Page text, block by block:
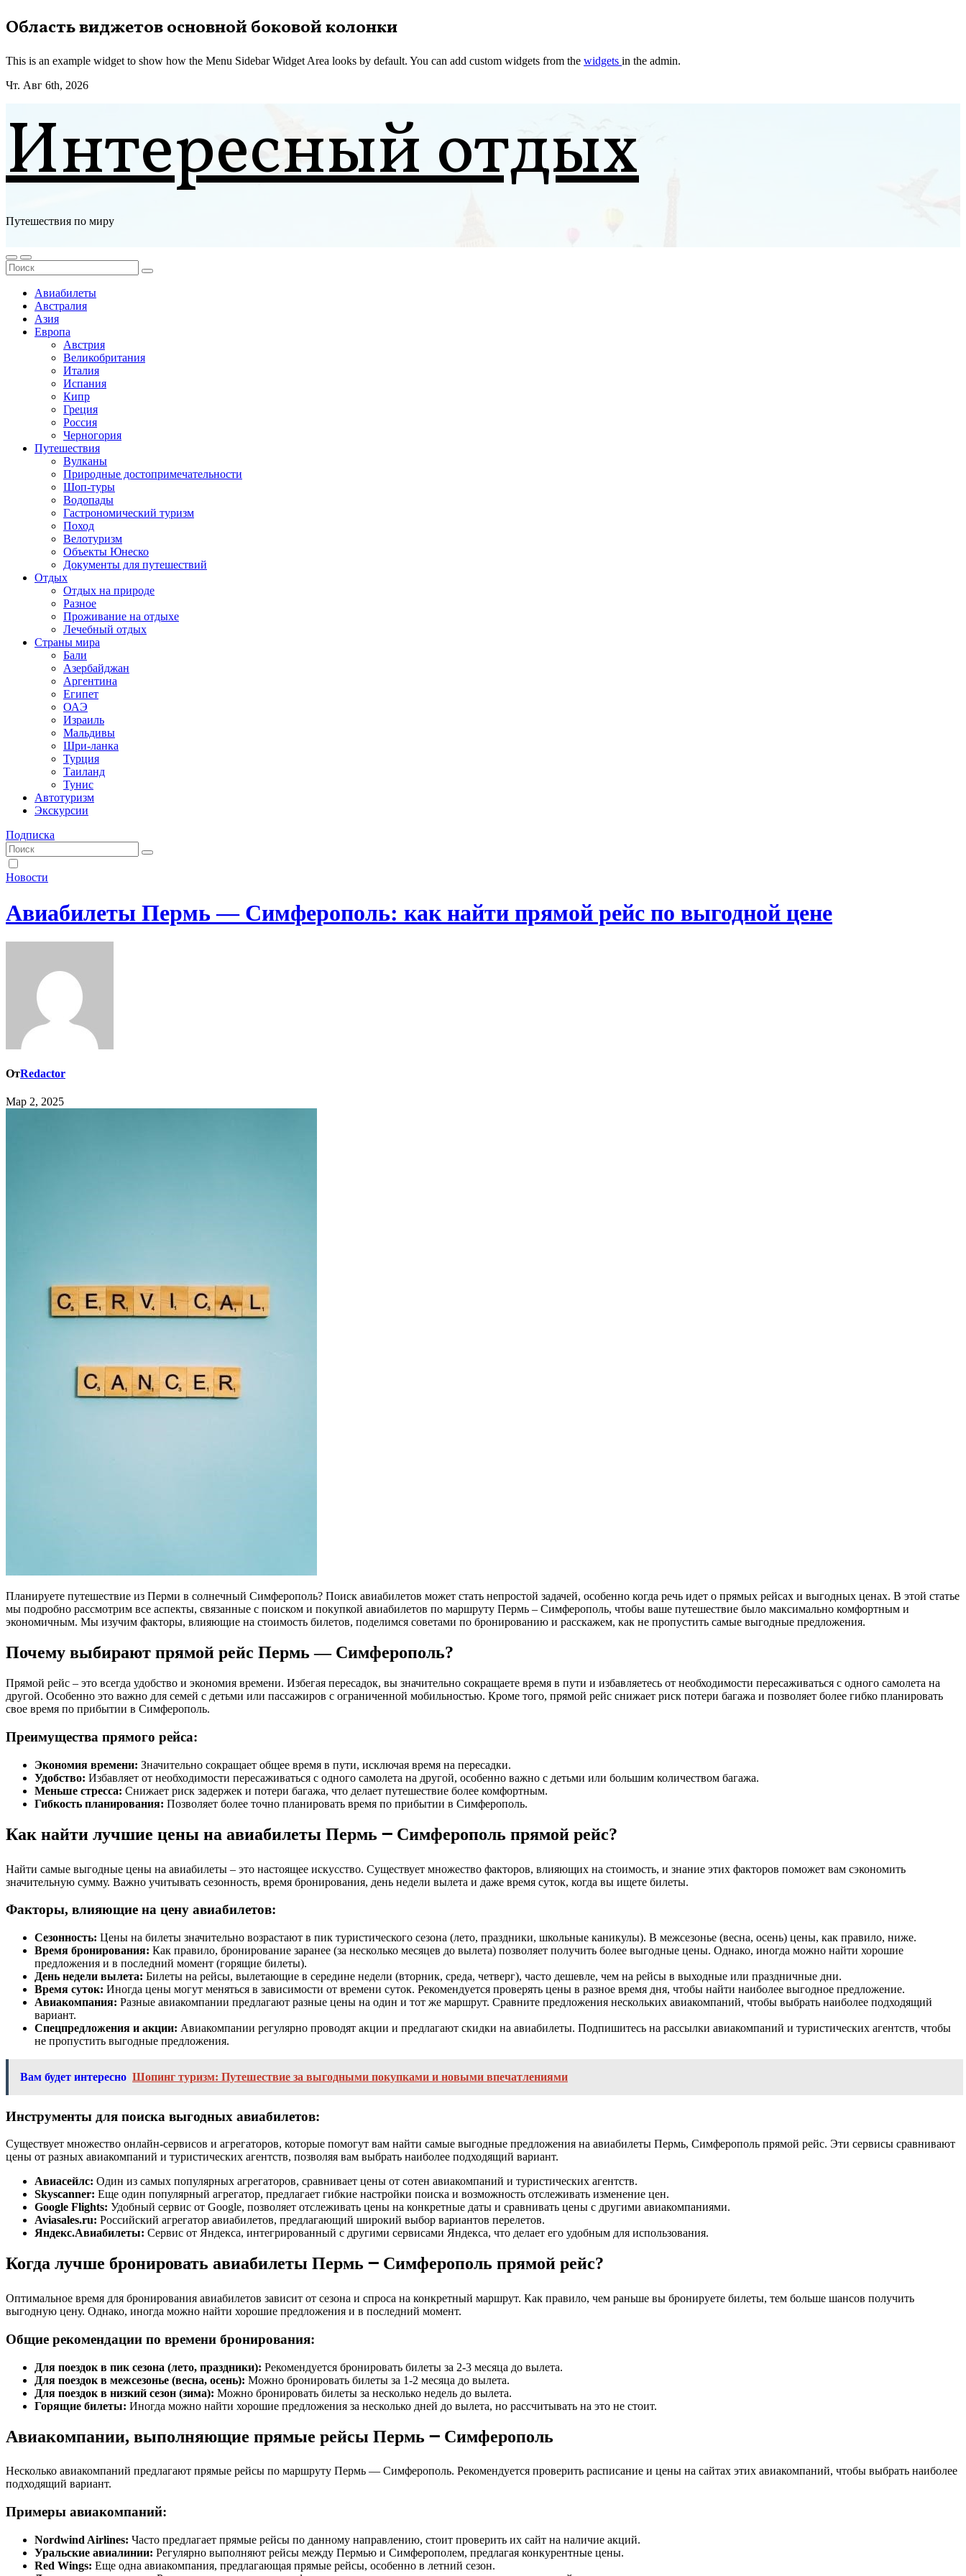
Перейти
к
Область виджетов основной боковой колонки
This is an example widget to show how the Menu Sidebar Widget Area looks by default. You can add custom widgets from the widgets in the admin.
Чт. Авг 6th, 2026
Интересный отдых
Путешествия по миру
Авиабилеты
Австралия
Азия
Европа
Австрия
Великобритания
Италия
Испания
Кипр
Греция
Россия
Черногория
Путешествия
Вулканы
Природные достопримечательности
Шоп-туры
Водопады
Гастрономический туризм
Поход
Велотуризм
Объекты Юнеско
Документы для путешествий
Отдых
Отдых на природе
Разное
Проживание на отдыхе
Лечебный отдых
Страны мира
Бали
Азербайджан
Аргентина
Египет
ОАЭ
Израиль
Мальдивы
Шри-ланка
Турция
Таиланд
Тунис
Автотуризм
Экскурсии
Подписка
Новости
Авиабилеты Пермь — Симферополь: как найти прямой рейс по выгодной цене
ОтRedactor
Мар 2, 2025
Планируете путешествие из Перми в солнечный Симферополь? Поиск авиабилетов может стать непростой задачей, особенно когда речь идет о прямых рейсах и выгодных ценах. В этой статье
мы подробно рассмотрим все аспекты, связанные с поиском и покупкой авиабилетов по маршруту Пермь – Симферополь, чтобы ваше путешествие было максимально комфортным и
экономичным. Мы изучим факторы, влияющие на стоимость билетов, поделимся советами по бронированию и расскажем, как не пропустить самые выгодные предложения.
Почему выбирают прямой рейс Пермь — Симферополь?
Прямой рейс – это всегда удобство и экономия времени. Избегая пересадок, вы значительно сокращаете время в пути и избавляетесь от необходимости пересаживаться с одного самолета на
другой. Особенно это важно для семей с детьми или пассажиров с ограниченной мобильностью. Кроме того, прямой рейс снижает риск потери багажа и позволяет более гибко планировать
свое время по прибытии в Симферополь.
Преимущества прямого рейса:
Экономия времени: Значительно сокращает общее время в пути, исключая время на пересадки.
Удобство: Избавляет от необходимости пересаживаться с одного самолета на другой, особенно важно с детьми или большим количеством багажа.
Меньше стресса: Снижает риск задержек и потери багажа, что делает путешествие более комфортным.
Гибкость планирования: Позволяет более точно планировать время по прибытии в Симферополь.
Как найти лучшие цены на авиабилеты Пермь ౼ Симферополь прямой рейс?
Найти самые выгодные цены на авиабилеты – это настоящее искусство. Существует множество факторов, влияющих на стоимость, и знание этих факторов поможет вам сэкономить
значительную сумму. Важно учитывать сезонность, время бронирования, день недели вылета и даже время суток, когда вы ищете билеты.
Факторы, влияющие на цену авиабилетов:
Сезонность: Цены на билеты значительно возрастают в пик туристического сезона (лето, праздники, школьные каникулы). В межсезонье (весна, осень) цены, как правило, ниже.
Время бронирования: Как правило, бронирование заранее (за несколько месяцев до вылета) позволяет получить более выгодные цены. Однако, иногда можно найти хорошие
предложения и в последний момент (горящие билеты).
День недели вылета: Билеты на рейсы, вылетающие в середине недели (вторник, среда, четверг), часто дешевле, чем на рейсы в выходные или праздничные дни.
Время суток: Иногда цены могут меняться в зависимости от времени суток. Рекомендуется проверять цены в разное время дня, чтобы найти наиболее выгодное предложение.
Авиакомпания: Разные авиакомпании предлагают разные цены на один и тот же маршрут. Сравните предложения нескольких авиакомпаний, чтобы выбрать наиболее подходящий
вариант.
Спецпредложения и акции: Авиакомпании регулярно проводят акции и предлагают скидки на авиабилеты. Подпишитесь на рассылки авиакомпаний и туристических агентств, чтобы
не пропустить выгодные предложения.
Вам будет интересно Шопинг туризм: Путешествие за выгодными покупками и новыми впечатлениями
Инструменты для поиска выгодных авиабилетов:
Существует множество онлайн-сервисов и агрегаторов, которые помогут вам найти самые выгодные предложения на авиабилеты Пермь, Симферополь прямой рейс. Эти сервисы сравнивают
цены от разных авиакомпаний и туристических агентств, позволяя вам выбрать наиболее подходящий вариант.
Авиасейлс: Один из самых популярных агрегаторов, сравнивает цены от сотен авиакомпаний и туристических агентств.
Skyscanner: Еще один популярный агрегатор, предлагает гибкие настройки поиска и возможность отслеживать изменение цен.
Google Flights: Удобный сервис от Google, позволяет отслеживать цены на конкретные даты и сравнивать цены с другими авиакомпаниями.
Aviasales.ru: Российский агрегатор авиабилетов, предлагающий широкий выбор вариантов перелетов.
Яндекс.Авиабилеты: Сервис от Яндекса, интегрированный с другими сервисами Яндекса, что делает его удобным для использования.
Когда лучше бронировать авиабилеты Пермь ౼ Симферополь прямой рейс?
Оптимальное время для бронирования авиабилетов зависит от сезона и спроса на конкретный маршрут. Как правило, чем раньше вы бронируете билеты, тем больше шансов получить
выгодную цену. Однако, иногда можно найти хорошие предложения и в последний момент.
Общие рекомендации по времени бронирования:
Для поездок в пик сезона (лето, праздники): Рекомендуется бронировать билеты за 2-3 месяца до вылета.
Для поездок в межсезонье (весна, осень): Можно бронировать билеты за 1-2 месяца до вылета.
Для поездок в низкий сезон (зима): Можно бронировать билеты за несколько недель до вылета.
Горящие билеты: Иногда можно найти хорошие предложения за несколько дней до вылета, но рассчитывать на это не стоит.
Авиакомпании, выполняющие прямые рейсы Пермь ౼ Симферополь
Несколько авиакомпаний предлагают прямые рейсы по маршруту Пермь — Симферополь. Рекомендуется проверить расписание и цены на сайтах этих авиакомпаний, чтобы выбрать наиболее
подходящий вариант.
Примеры авиакомпаний:
Nordwind Airlines: Часто предлагает прямые рейсы по данному направлению, стоит проверить их сайт на наличие акций.
Уральские авиалинии: Регулярно выполняют рейсы между Пермью и Симферополем, предлагая конкурентные цены.
Red Wings: Еще одна авиакомпания, предлагающая прямые рейсы, особенно в летний сезон.